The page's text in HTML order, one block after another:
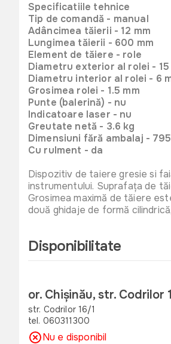
Specificatiile tehnice
Tip de comandă - manual
Adâncimea tăierii - 12 mm
Lungimea tăierii - 600 mm
Element de tăiere - role
Diametru exterior al rolei - 15
Diametru interior al rolei - 6
Grosimea rolei - 1.5 mm
Punte (balerină) - nu
Indicatoare laser - nu
Greutate netă - 3.6 kg
Dimensiuni fără ambalaj -
Cu rulment - da
Dispozitiv de taiere gresie si
instrumentului. Suprafața de
Grosimea maximă de tăiere
două ghidaje de formă
Disponibilitate
or. Chișinău, str. Codrilor
str. Codrilor 16/1
tel. 060311300
Nu e disponibil